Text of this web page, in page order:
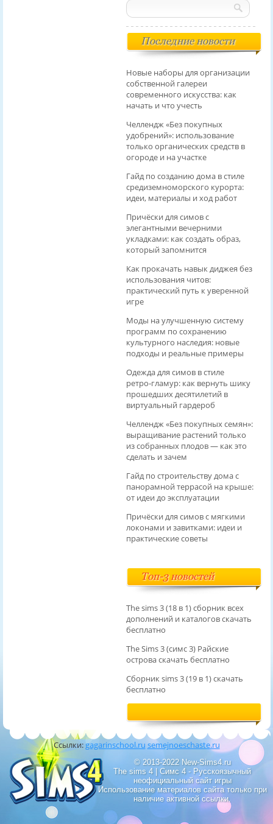
Последние новости
Новые наборы для организации
собственной галереи
современного искусства: как
начать и что учесть
Челлендж «Без покупных
удобрений»: использование
только органических средств в
огороде и на участке
Гайд по созданию дома в стиле
средиземноморского курорта:
идеи, материалы и ход работ
Причёски для симов с
элегантными вечерними
укладками: как создать образ,
который запомнится
Как прокачать навык диджея без
использования читов:
практический путь к уверенной
игре
Моды на улучшенную систему
программ по сохранению
культурного наследия: новые
подходы и реальные примеры
Одежда для симов в стиле
ретро‑гламур: как вернуть шику
прошедших десятилетий в
виртуальный гардероб
Челлендж «Без покупных семян»:
выращивание растений только
из собранных плодов — как это
сделать и зачем
Гайд по строительству дома с
панорамной террасой на крыше:
от идеи до эксплуатации
Причёски для симов с мягкими
локонами и завитками: идеи и
практические советы
Топ-3 новостей
The sims 3 (18 в 1) сборник всех
дополнений и каталогов скачать
бесплатно
The Sims 3 (симс 3) Райские
острова скачать бесплатно
Сборник sims 3 (19 в 1) скачать
бесплатно
© 2013-2022 New-Sims4.ru
The sims 4 | Симс 4 - Русскоязычный
неофициальный сайт игры
Использование материалов сайта только при
наличие активной ссылки.
Ссылки:gagarinschool.ru semejnoeschaste.ru